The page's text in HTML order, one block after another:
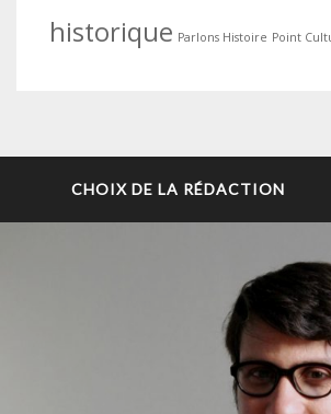
historique Parlons Histoire Point
CHOIX DE LA RÉDACTION